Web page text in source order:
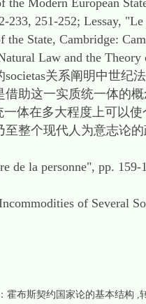
the Modern European
233, 251-252; Lessay,
the State, Cambridge:
Law and the Theory
关系阐明中世纪
助这一实质统一体的
体在多大程度上可以
整个现代人为意志论
la personne", pp. 159-
of Several
霍布斯契约国家论的基本结构 ,